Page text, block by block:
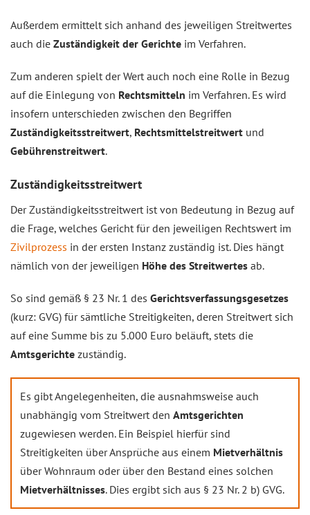
Außerdem ermittelt sich anhand des jeweiligen Streitwertes
auch die Zuständigkeit der Gerichte im Verfahren.
Zum anderen spielt der Wert auch noch eine Rolle in Bezug
auf die Einlegung von Rechtsmitteln im Verfahren. Es wird
insofern unterschieden zwischen den Begriffen
Zuständigkeitsstreitwert, Rechtsmittelstreitwert und
Gebührenstreitwert.
Zuständigkeitsstreitwert
Der Zuständigkeitsstreitwert ist von Bedeutung in Bezug auf
die Frage, welches Gericht für den jeweiligen Rechtswert im
Zivilprozess in der ersten Instanz zuständig ist. Dies hängt
nämlich von der jeweiligen Höhe des Streitwertes ab.
So sind gemäß § 23 Nr. 1 des Gerichtsverfassungsgesetzes
(kurz: GVG) für sämtliche Streitigkeiten, deren Streitwert sich
auf eine Summe bis zu 5.000 Euro beläuft, stets die
Amtsgerichte zuständig.
Es gibt Angelegenheiten, die ausnahmsweise auch
unabhängig vom Streitwert den Amtsgerichten
zugewiesen werden. Ein Beispiel hierfür sind
Streitigkeiten über Ansprüche aus einem Mietverhältnis
über Wohnraum oder über den Bestand eines solchen
Mietverhältnisses. Dies ergibt sich aus § 23 Nr. 2 b) GVG.